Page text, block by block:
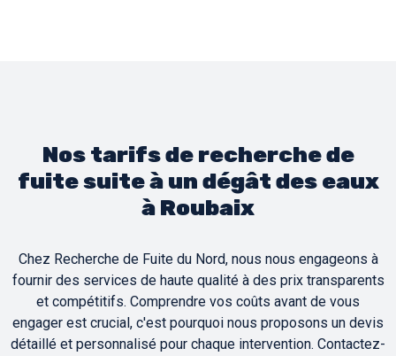
Nos tarifs de recherche de
fuite suite à un dégât des eaux
à Roubaix
Chez Recherche de Fuite du Nord, nous nous engageons à
fournir des services de haute qualité à des prix transparents
et compétitifs. Comprendre vos coûts avant de vous
engager est crucial, c'est pourquoi nous proposons un devis
détaillé et personnalisé pour chaque intervention. Contactez-